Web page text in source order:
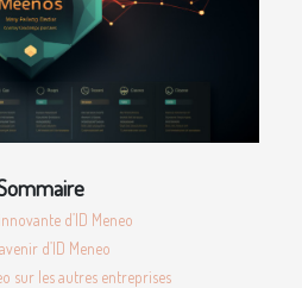
d’ID Meneo
d’ID Meneo
sur les autres entreprises